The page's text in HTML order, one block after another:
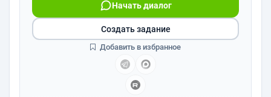
Начать диалог
Создать задание
Добавить в избранное